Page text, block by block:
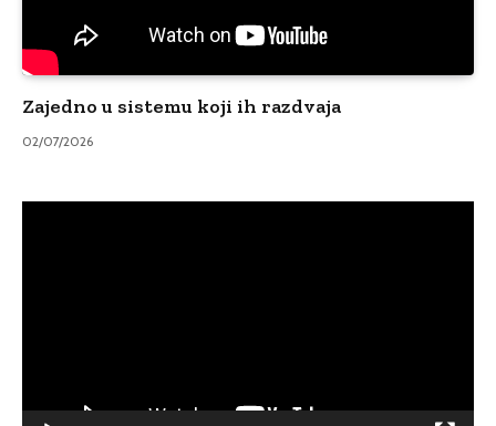
Zajedno u sistemu koji ih razdvaja
02/07/2026